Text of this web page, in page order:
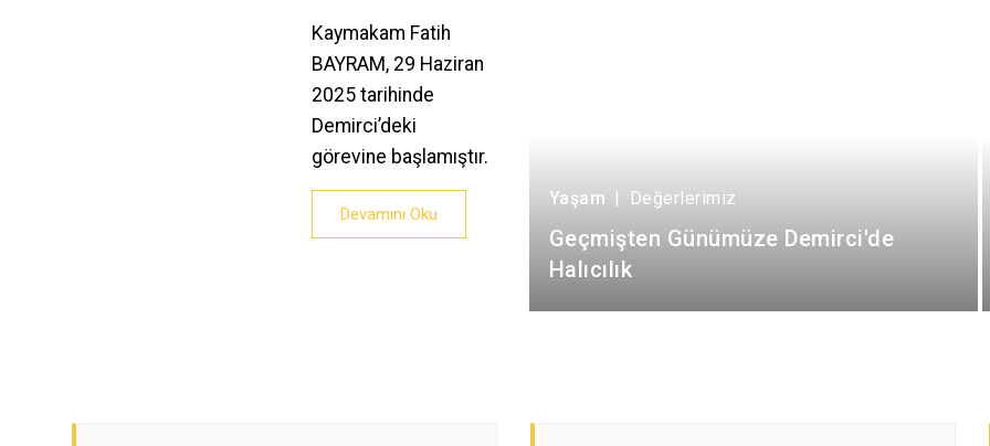
Kaymakam Fatih
BAYRAM, 29 Haziran
2025 tarihinde
Demirci’deki
görevine başlamıştır.
Devamını Oku
Yaşam | Değerlerimiz
Geçmişten Günümüze Demirci'de
Halıcılık